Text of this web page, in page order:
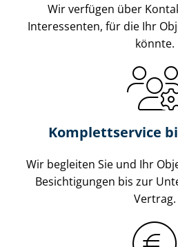
Wir verfügen über
Interessenten, für die Ihr
könnte.
Komplettservice
Wir begleiten Sie und Ihr
Besichtigungen bis zur
Vertrag.